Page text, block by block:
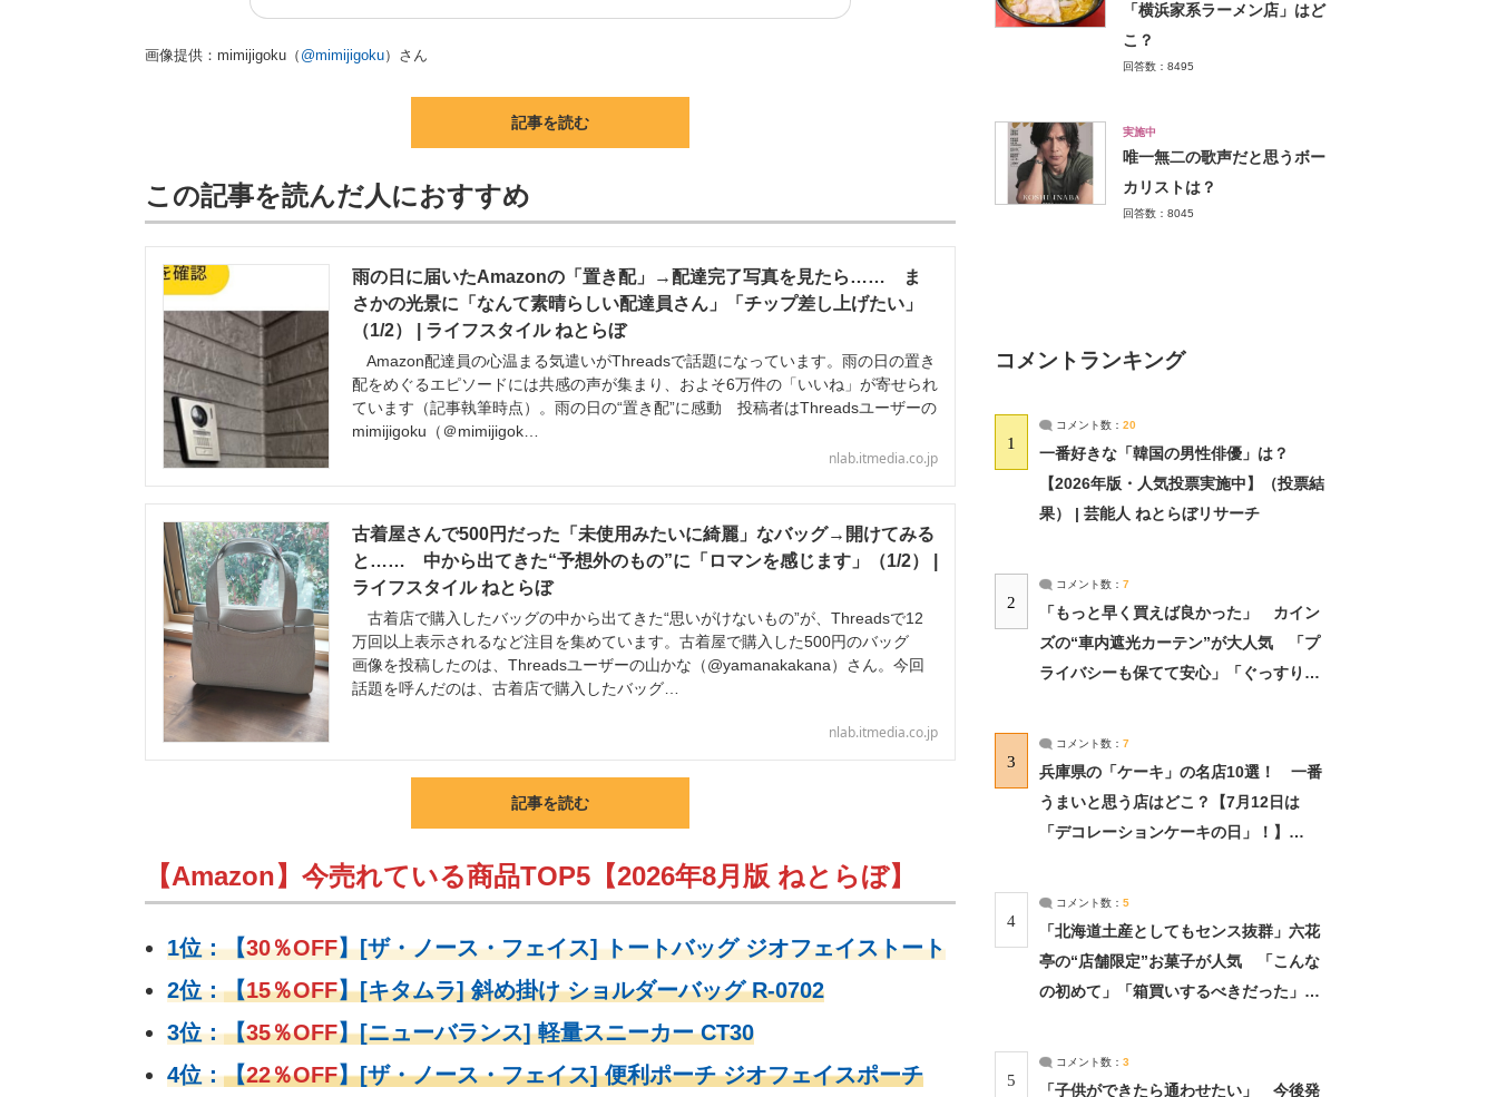
画像提供：mimijigoku（ @mimijigoku）さん
記事を読む
この記事を読んだ人におすすめ
雨の日に届いたAmazonの「置き配」→配達完了写真を見たら…… ま
さかの光景に「なんて素晴らしい配達員さん」「チップ差し上げたい」
（1/2） | ライフスタイル ねとらぼ
Amazon配達員の心温まる気遣いがThreadsで話題になっています。雨の日の置き
配をめぐるエピソードには共感の声が集まり、およそ6万件の「いいね」が寄せられ
ています（記事執筆時点）。雨の日の“置き配”に感動 投稿者はThreadsユーザーの
mimijigoku（＠mimijigok…
nlab.itmedia.co.jp
古着屋さんで500円だった「未使用みたいに綺麗」なバッグ→開けてみる
と…… 中から出てきた“予想外のもの”に「ロマンを感じます」（1/2） |
ライフスタイル ねとらぼ
古着店で購入したバッグの中から出てきた“思いがけないもの”が、Threadsで12
万回以上表示されるなど注目を集めています。古着屋で購入した500円のバッグ
画像を投稿したのは、Threadsユーザーの山かな（@yamanakakana）さん。今回
話題を呼んだのは、古着店で購入したバッグ…
nlab.itmedia.co.jp
記事を読む
【Amazon】今売れている商品TOP5【2026年8月版 ねとらぼ】
1位：【30％OFF】[ザ・ノース・フェイス] トートバッグ ジオフェイストート
2位：【15％OFF】[キタムラ] 斜め掛け ショルダーバッグ R-0702
3位：【35％OFF】[ニューバランス] 軽量スニーカー CT30
4位：【22％OFF】[ザ・ノース・フェイス] 便利ポーチ ジオフェイスポーチ
「横浜家系ラーメン店」はど
こ？
回答数：8495
実施中
唯一無二の歌声だと思うボー
カリストは？
回答数：8045
コメントランキング
1
コメント数： 20
一番好きな「韓国の男性俳優」は？
【2026年版・人気投票実施中】（投票結
果） | 芸能人 ねとらぼリサーチ
2
コメント数： 7
「もっと早く買えば良かった」 カイン
ズの“車内遮光カーテン”が大人気 「プ
ライバシーも保てて安心」「ぐっすり眠
3
コメント数： 7
兵庫県の「ケーキ」の名店10選！ 一番
うまいと思う店はどこ？【7月12日は
「デコレーションケーキの日」！】
4
コメント数： 5
「北海道土産としてもセンス抜群」六花
亭の“店舗限定”お菓子が人気 「こんな
の初めて」「箱買いするべきだった」
5
コメント数： 3
「子供ができたら通わせたい」 今後発